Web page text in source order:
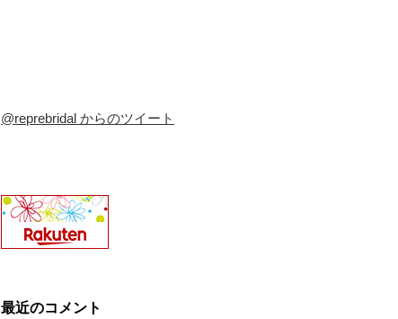
@reprebridal からのツイート
最近のコメント